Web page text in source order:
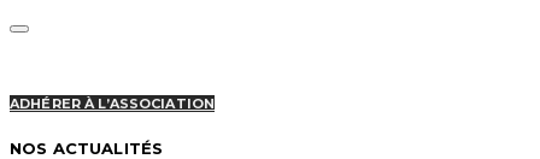
ADHÉRER À L’ASSOCIATION
NOS ACTUALITÉS